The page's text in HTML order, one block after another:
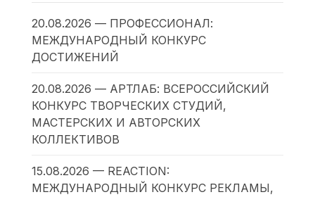
20.08.2026 — ПРОФЕССИОНАЛ:
МЕЖДУНАРОДНЫЙ КОНКУРС
ДОСТИЖЕНИЙ
20.08.2026 — АРТЛАБ: ВСЕРОССИЙСКИЙ
КОНКУРС ТВОРЧЕСКИХ СТУДИЙ,
МАСТЕРСКИХ И АВТОРСКИХ
КОЛЛЕКТИВОВ
15.08.2026 — REACTION:
МЕЖДУНАРОДНЫЙ КОНКУРС РЕКЛАМЫ,